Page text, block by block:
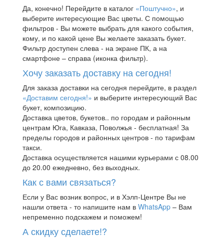
Да, конечно! Перейдите в каталог «Поштучно», и
выберите интересующие Вас цветы. С помощью
фильтров - Вы можете выбрать для какого события,
кому, и по какой цене Вы желаете заказать букет.
Фильтр доступен слева - на экране ПК, а на
смартфоне – справа (иконка фильтр).
Хочу заказать доставку на сегодня!
Для заказа доставки на сегодня перейдите, в раздел
«Доставим сегодня!» и выберите интересующий Вас
букет, композицию.
Доставка цветов, букетов.. по городам и районным
центрам Юга, Кавказа, Поволжья - бесплатная! За
пределы городов и районных центров - по тарифам
такси.
Доставка осуществляется нашими курьерами с 08.00
до 20.00 ежедневно, без выходных.
Как с вами связаться?
Если у Вас возник вопрос, и в Хэлп-Центре Вы не
нашли ответа - то напишите нам в WhatsApp – Вам
непременно подскажем и поможем!
А скидку сделаете!?